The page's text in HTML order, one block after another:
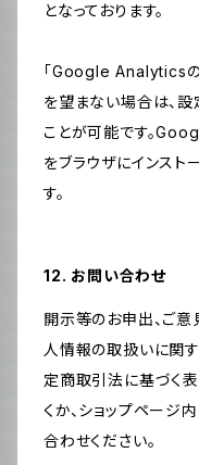
となっております。
「Google Analytics
を望まない場合は、設
ことが可能です。
をブラウザにインスト
す。
12. お問い合わせ
開示等のお申出、ご意
人情報の取扱いに関す
定商取引法に基づく
くか、ショップページ
合わせください。